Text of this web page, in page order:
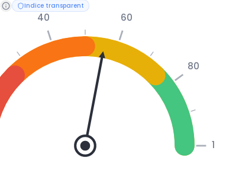
Indice transparent
40 60
80
100